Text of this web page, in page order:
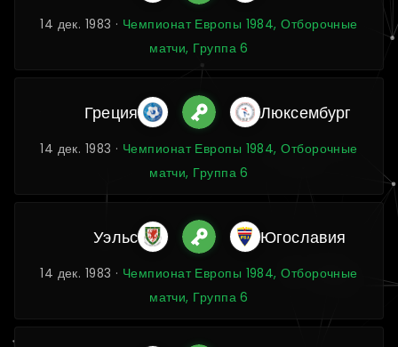
14 дек. 1983 · Чемпионат Европы 1984, Отборочные
матчи, Группа 6
Греция Люксембург
14 дек. 1983 · Чемпионат Европы 1984, Отборочные
матчи, Группа 6
Уэльс Югославия
14 дек. 1983 · Чемпионат Европы 1984, Отборочные
матчи, Группа 6